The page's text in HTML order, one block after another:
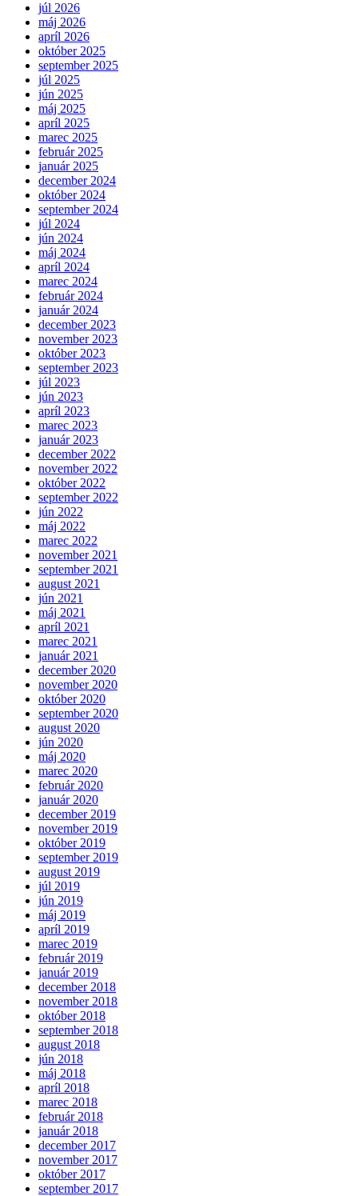
júl 2026
máj 2026
apríl 2026
október 2025
september 2025
júl 2025
jún 2025
máj 2025
apríl 2025
marec 2025
február 2025
január 2025
december 2024
október 2024
september 2024
júl 2024
jún 2024
máj 2024
apríl 2024
marec 2024
február 2024
január 2024
december 2023
november 2023
október 2023
september 2023
júl 2023
jún 2023
apríl 2023
marec 2023
január 2023
december 2022
november 2022
október 2022
september 2022
jún 2022
máj 2022
marec 2022
november 2021
september 2021
august 2021
jún 2021
máj 2021
apríl 2021
marec 2021
január 2021
december 2020
november 2020
október 2020
september 2020
august 2020
jún 2020
máj 2020
marec 2020
február 2020
január 2020
december 2019
november 2019
október 2019
september 2019
august 2019
júl 2019
jún 2019
máj 2019
apríl 2019
marec 2019
február 2019
január 2019
december 2018
november 2018
október 2018
september 2018
august 2018
jún 2018
máj 2018
apríl 2018
marec 2018
február 2018
január 2018
december 2017
november 2017
október 2017
september 2017